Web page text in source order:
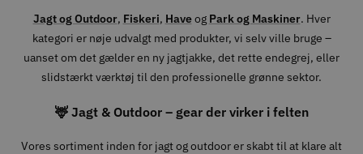
Jagt og Outdoor, Fiskeri, Haveog Park og Maskiner. Hver
kategori er nøje udvalgt med produkter, vi selv ville bruge –
uanset om det gælder en ny jagtjakke, det rette endegrej, eller
slidstærkt værktøj til den professionelle grønne sektor.
🦌 Jagt & Outdoor – gear der virker i felten
Vores sortiment inden for jagt og outdoor er skabt til at klare alt